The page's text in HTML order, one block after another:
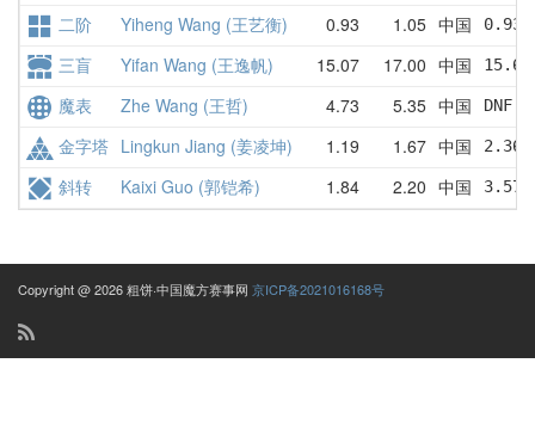
二阶 Yiheng Wang (王艺衡) 0.93 1.05 中国
三盲 Yifan Wang (王逸帆) 15.07 17.00 中国
魔表 Zhe Wang (王哲) 4.73 5.35 中国
金字塔 Lingkun Jiang (姜凌坤) 1.19 1.67 中国
斜转 Kaixi Guo (郭铠希) 1.84 2.20 中国
Copyright @ 2026 粗饼·中国魔方赛事网 京ICP备2021016168号